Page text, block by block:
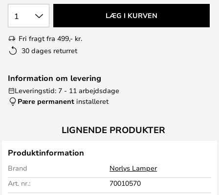
1 LÆG I KURVEN
Fri fragt fra 499,- kr.
30 dages returret
Information om levering
Leveringstid: 7 - 11 arbejdsdage
Pære permanent installeret
LIGNENDE PRODUKTER
Produktinformation
Brand
Norlys Lamper
Art. nr.:
70010570